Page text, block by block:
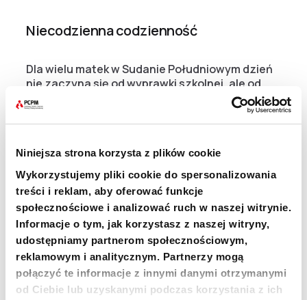
Niniejsza strona korzysta z plików cookie
Wykorzystujemy pliki cookie do spersonalizowania
treści i reklam, aby oferować funkcje
społecznościowe i analizować ruch w naszej witrynie.
Informacje o tym, jak korzystasz z naszej witryny,
udostępniamy partnerom społecznościowym,
reklamowym i analitycznym. Partnerzy mogą
połączyć te informacje z innymi danymi otrzymanymi
od Ciebie lub uzyskanymi podczas korzystania z ich
Niecodzienna codzienność
Dla wielu matek w Sudanie Południowym dzień
nie zaczyna się od wyprawki szkolnej, ale od
kilkukilometrowego marszu do ośrodka, gdzie
ich dziecko może zostać zbadane. Jednym z
głównych narzędzi pielęgniarza jest zestaw
lat są nieodłącznym atrybutem pracowników
humanitarnych zajmujących się
niedożywieniem.
System MUAC czyli Measurement of Mid-Upper
Arm Circumference to nieinwazyjne narzędzie,
polegające na pomiarze obwodu ramienia za
pomocą trzykolorowej taśmy. Pomiar
przeprowadza się pomiędzy łokciem a barkiem
dziecka. Taśma owijana jest wokół ramienia, a